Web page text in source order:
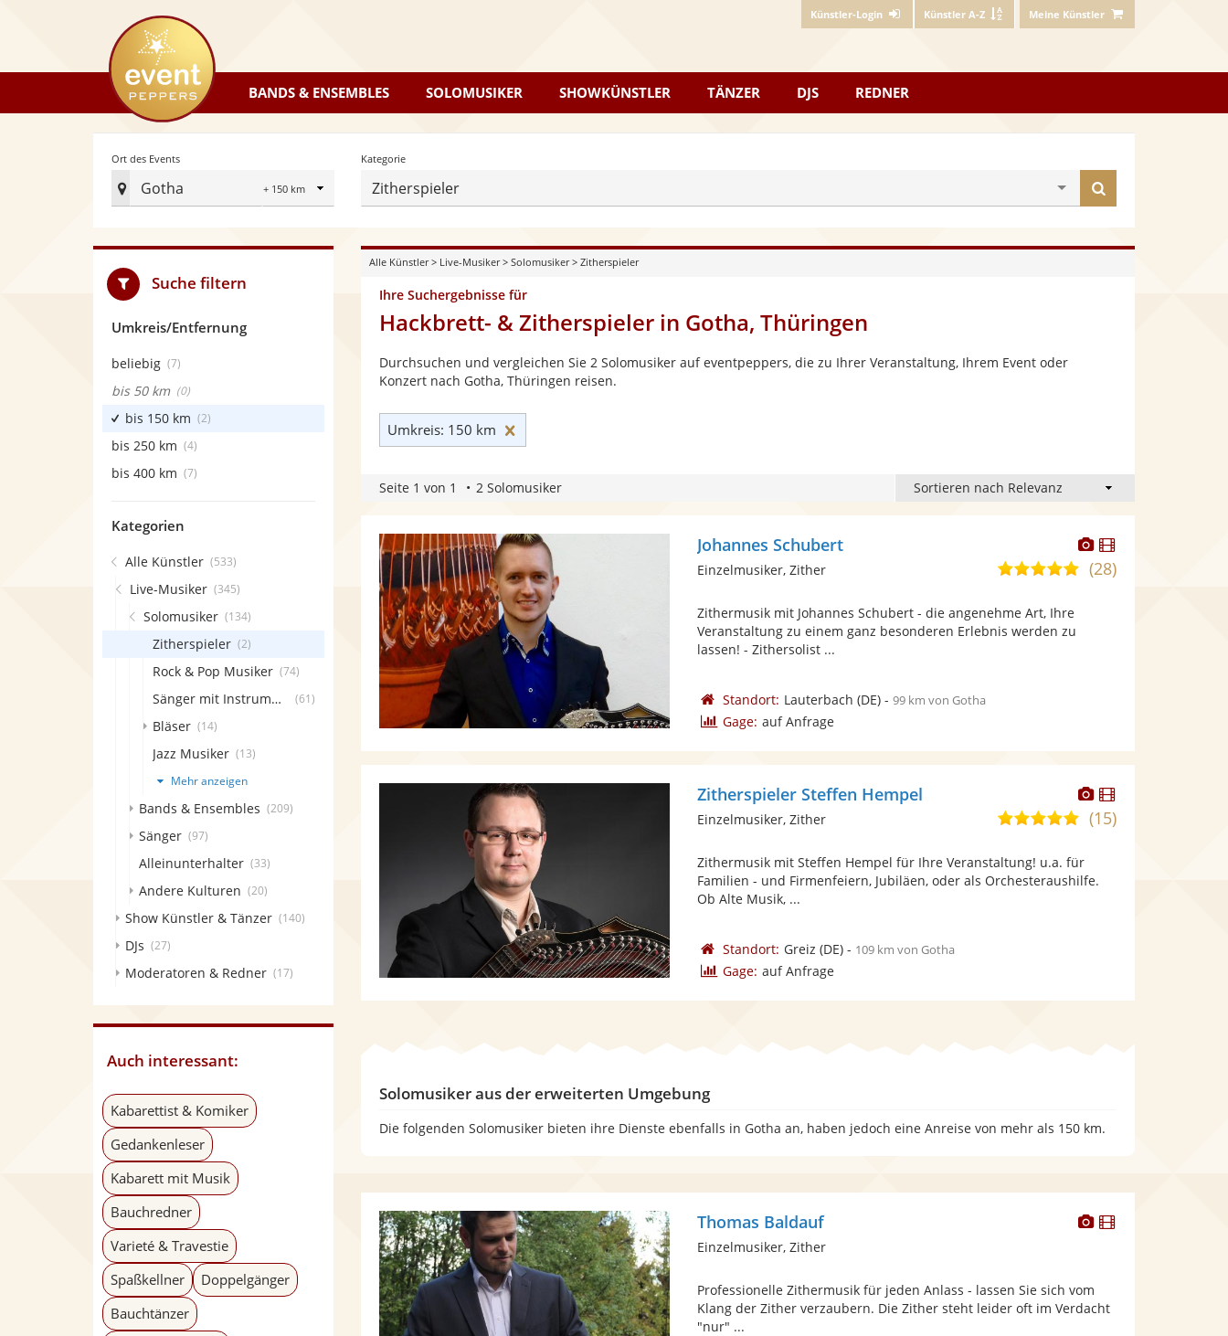
Künstler-Login Künstler A-Z Meine Künstler
eventpeppers
BANDS & ENSEMBLES SOLOMUSIKER SHOWKÜNSTLER TÄNZER DJS REDNER
Ort des Events
Gotha
Radius
Ort
Events
festlegen
Kategorie
Zitherspieler
finden
Alle Künstler> Live-Musiker> Solomusiker> Zitherspieler
Ihre Suchergebnisse für
Hackbrett- & Zitherspieler in Gotha, Thüringen
Durchsuchen und vergleichen Sie 2 Solomusiker auf eventpeppers, die zu Ihrer Veranstaltung, Ihrem Event oder
Konzert nach Gotha, Thüringen reisen.
Umkreis: 150 km
Seite 1 von 1 2 Solomusiker
Dieser
Künstler
stellt
Dieser
Künstler
Johannes Schubert
5,0(28)
Einzelmusiker, Zither
Zithermusik mit Johannes Schubert - die angenehme Art, Ihre
Veranstaltung zu einem ganz besonderen Erlebnis werden zu
lassen! - Zithersolist ...
Standort: Lauterbach (DE)- 99 km von Gotha
Gage: auf Anfrage
Dieser
Künstler
stellt
Dieser
Künstler
Zitherspieler Steffen Hempel
5,0
5
Sternen
(15)
Einzelmusiker, Zither
Zithermusik mit Steffen Hempel für Ihre Veranstaltung! u.a. für
Familien - und Firmenfeiern, Jubiläen, oder als Orchesteraushilfe.
Ob Alte Musik, ...
Standort: Greiz (DE)- 109 km von Gotha
Gage: auf Anfrage
Solomusiker aus der erweiterten Umgebung
Die folgenden Solomusiker bieten ihre Dienste ebenfalls in Gotha an, haben jedoch eine Anreise von mehr als 150 km.
Dieser
bereit.
Dieser
Thomas Baldauf
Einzelmusiker, Zither
Professionelle Zithermusik für jeden Anlass - lassen Sie sich vom
Klang der Zither verzaubern. Die Zither steht leider oft im Verdacht
"nur" ...
Suche filtern
Umkreis/Entfernung
beliebig (7)
bis 50 km (0)
bis 150 km (2)
bis 250 km (4)
bis 400 km (7)
Kategorien
Alle Künstler (533)
Live-Musiker (345)
Solomusiker (134)
Zitherspieler (2)
Rock & Pop Musiker (74)
Sänger mit Instrument (61)
Bläser (14)
Jazz Musiker (13)
Mehr anzeigen
Bands & Ensembles (209)
Sänger (97)
Alleinunterhalter (33)
Andere Kulturen (20)
Show Künstler & Tänzer (140)
DJs (27)
Moderatoren & Redner (17)
Auch interessant:
Kabarettist & Komiker
Gedankenleser
Kabarett mit Musik
Bauchredner
Varieté & Travestie
Spaßkellner
Doppelgänger
Bauchtänzer